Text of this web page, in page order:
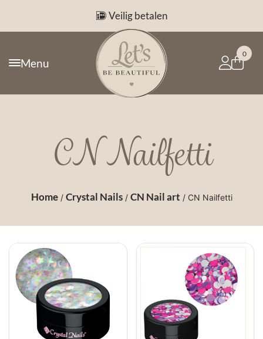
Veilig betalen
Menu
0
CN Nailfetti
Home/ Crystal Nails/ CN Nail art / CN Nailfetti